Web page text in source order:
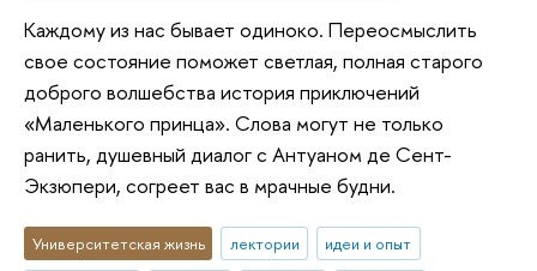
Каждому из нас бывает одиноко. Переосмыслить
свое состояние поможет светлая, полная старого
доброго волшебства история приключений
«Маленького принца». Слова могут не только
ранить, душевный диалог с Антуаном де Сент-
Экзюпери, согреет вас в мрачные будни.
Университетская жизнь лектории
идеи и опыт